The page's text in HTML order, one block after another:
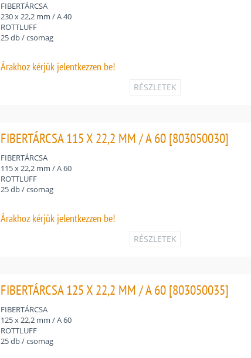
FIBERTÁRCSA
230 x 22,2 mm / A 40
ROTTLUFF
25 db / csomag
Árakhoz kérjük jelentkezzen be!
RÉSZLETEK
FIBERTÁRCSA 115 X 22,2 MM / A 60 [803050030]
FIBERTÁRCSA
115 x 22,2 mm / A 60
ROTTLUFF
25 db / csomag
Árakhoz kérjük jelentkezzen be!
RÉSZLETEK
FIBERTÁRCSA 125 X 22,2 MM / A 60 [803050035]
FIBERTÁRCSA
125 x 22,2 mm / A 60
ROTTLUFF
25 db / csomag